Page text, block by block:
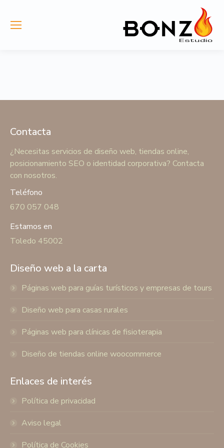
Contacta
¿Necesitas servicios de diseño web, tiendas online,
posicionamiento SEO o identidad corporativa? Contacta
con nosotros.
Teléfono
670 057 048
Estamos en
Toledo 45002
Diseño web a la carta
Páginas web para guías turísticos y empresas de tours
Diseño web para casas rurales
Páginas web para clínicas de fisioterapia
Diseño de tiendas online woocommerce
Enlaces de interés
Política de privacidad
Aviso legal
Política de Cookies